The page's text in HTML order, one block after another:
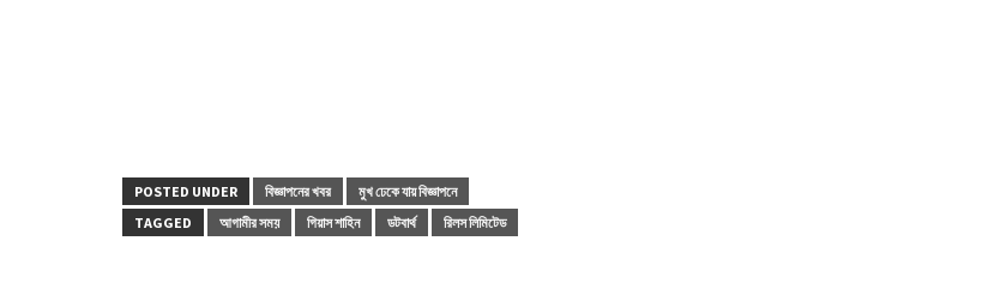
POSTED UNDER বিজ্ঞাপনের খবর
মুখ ঢেকে যায় বিজ্ঞাপনে
TAGGED
আগামীর সময় গিয়াস শাহিন ডটবার্থ রিলস লিমিটেড